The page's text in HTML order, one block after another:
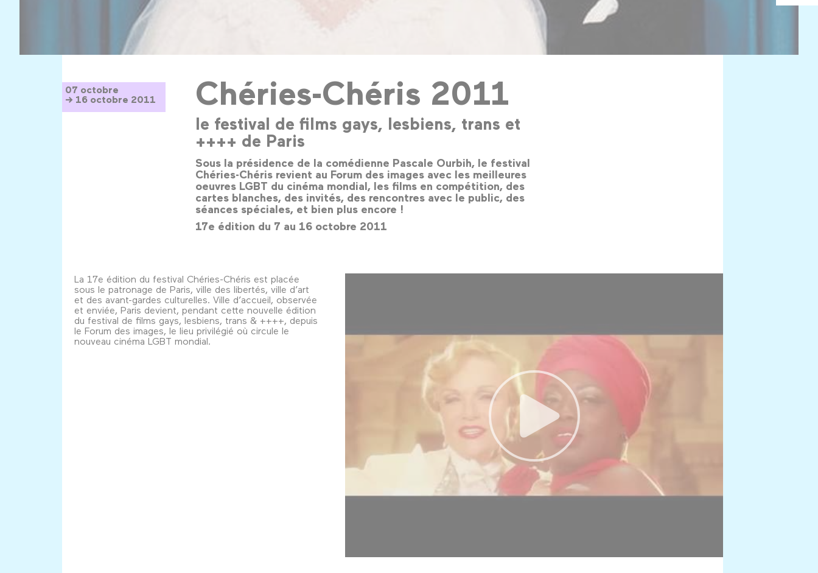
07 octobre
→ 16 octobre 2011
Chéries-Chéris 2011
le festival de films gays, lesbiens, trans et
++++ de Paris
Sous la présidence de la comédienne Pascale Ourbih, le festival
Chéries-Chéris revient au Forum des images avec les meilleures
oeuvres LGBT du cinéma mondial, les films en compétition, des
cartes blanches, des invités, des rencontres avec le public, des
séances spéciales, et bien plus encore !
17e édition du 7 au 16 octobre 2011
La 17e édition du festival Chéries-Chéris est placée
sous le patronage de Paris, ville des libertés, ville d’art
et des avant-gardes culturelles. Ville d’accueil, observée
et enviée, Paris devient, pendant cette nouvelle édition
du festival de films gays, lesbiens, trans & ++++, depuis
le Forum des images, le lieu privilégié où circule le
nouveau cinéma LGBT mondial.